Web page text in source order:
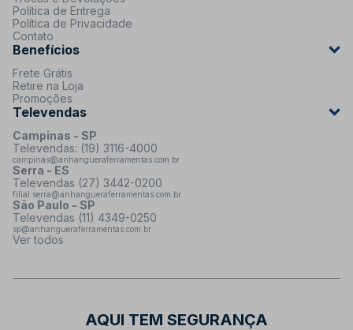
Política de Entrega
Política de Privacidade
Contato
Benefícios
Frete Grátis
Retire na Loja
Promoções
Televendas
Campinas - SP
Televendas: (19) 3116-4000
campinas@anhangueraferramentas.com.br
Serra - ES
Televendas (27) 3442-0200
filial.serra@anhangueraferramentas.com.br
São Paulo - SP
Televendas (11) 4349-0250
sp@anhangueraferramentas.com.br
Ver todos
AQUI TEM SEGURANÇA